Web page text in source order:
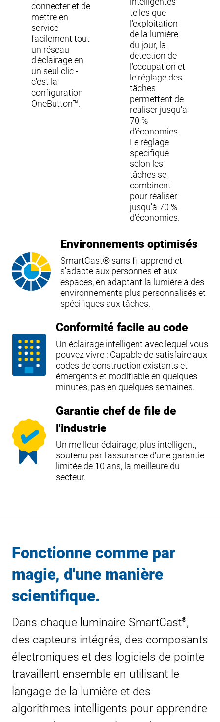
connecter et de
mettre en
service
facilement tout
un réseau
d'éclairage en
un seul clic -
c'est la
configuration
OneButton™.
telles que
l'exploitation
de la lumière
du jour, la
détection de
l'occupation et
le réglage des
tâches
permettent de
réaliser jusqu'à
70 %
d'économies.
Le réglage
specifique
selon les
tâches se
combinent
pour réaliser
jusqu'à 70 %
d'économies.
Environnements optimisés
SmartCast® sans fil apprend et
s'adapte aux personnes et aux
espaces, en adaptant la lumière à des
environnements plus personnalisés et
spécifiques aux tâches.
Conformité facile au code
Un éclairage intelligent avec lequel vous
pouvez vivre : Capable de satisfaire aux
codes de construction existants et
émergents et modifiable en quelques
minutes, pas en quelques semaines.
Garantie chef de file de
l'industrie
Un meilleur éclairage, plus intelligent,
soutenu par l'assurance d'une garantie
limitée de 10 ans, la meilleure du
secteur.
Fonctionne comme par
magie, d'une manière
scientifique.
Dans chaque luminaire SmartCast®,
des capteurs intégrés, des composants
électroniques et des logiciels de pointe
travaillent ensemble en utilisant le
langage de la lumière et des
algorithmes intelligents pour apprendre